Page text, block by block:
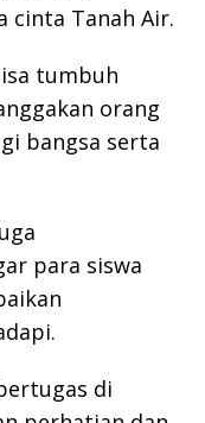
cinta Tanah Air.
tumbuh
orang
bangsa serta
para siswa
di